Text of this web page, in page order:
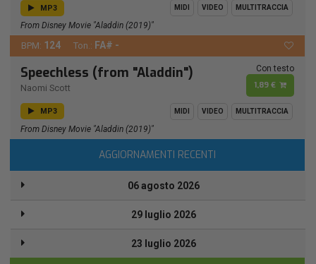
MP3 MIDI VIDEO MULTITRACCIA
From Disney Movie "Aladdin (2019)"
BPM: 124 Ton.: FA# -
Speechless (from "Aladdin")
Naomi Scott
Con testo
1,89 €
MP3 MIDI VIDEO MULTITRACCIA
From Disney Movie "Aladdin (2019)"
AGGIORNAMENTI RECENTI
06 agosto 2026
29 luglio 2026
23 luglio 2026